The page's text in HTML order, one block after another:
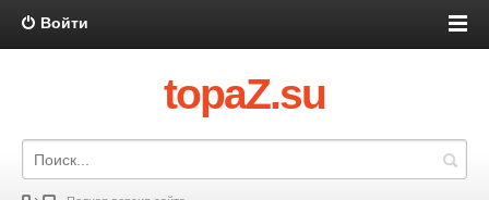
Войти
topaZ.su